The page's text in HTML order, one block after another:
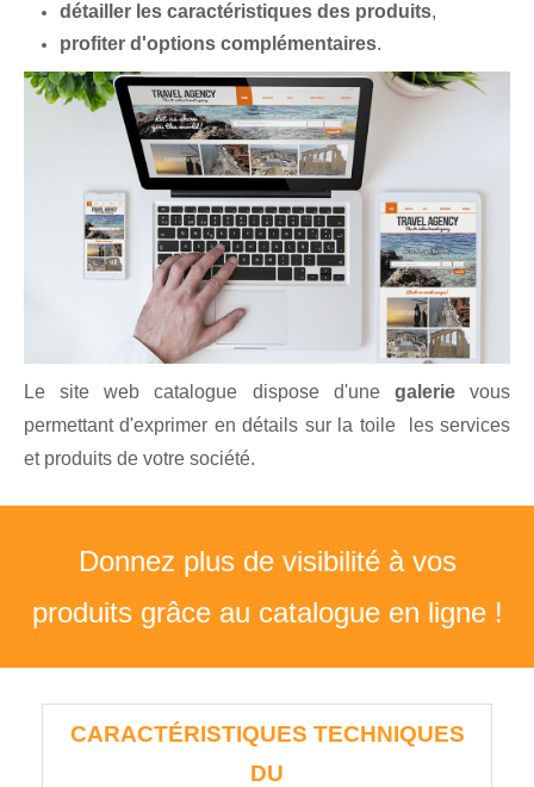
détailler les caractéristiques des produits,
profiter d'options complémentaires.
Le site web catalogue dispose d'une galerievous
permettant d'exprimer en détails sur la toile les services
et produits de votre société.
Donnez plus de visibilité à vos
produits grâce au catalogue en ligne !
CARACTÉRISTIQUES TECHNIQUES
DU